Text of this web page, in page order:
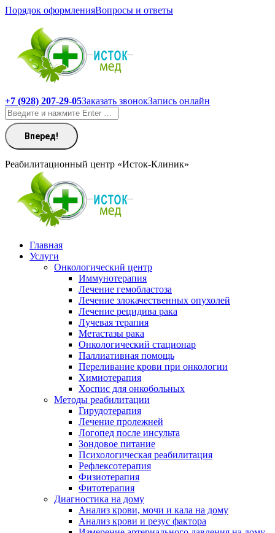
Перейти
содержанию
Порядок оформленияВопросы и ответы
+7 (928) 207-29-05Заказать звонокЗапись онлайн
Поиск:
Реабилитационный центр «Исток-Клиник»
Главная
Услуги
Онкологический центр
Иммунотерапия
Лечение гемобластоза
Лечение злокачественных опухолей
Лечение рецидива рака
Лучевая терапия
Метастазы рака
Онкологический стационар
Паллиативная помощь
Переливание крови при онкологии
Химиотерапия
Хоспис для онкобольных
Методы реабилитации
Гирудотерапия
Лечение пролежней
Логопед после инсульта
Зондовое питание
Психологическая реабилитация
Рефлексотерапия
Физиотерапия
Фитотерапия
Диагностика на дому
Анализ крови, мочи и кала на дому
Анализ крови и резус фактора